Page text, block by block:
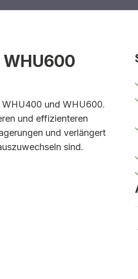
und WHU600.
und effizienteren
und verlängert
sind.